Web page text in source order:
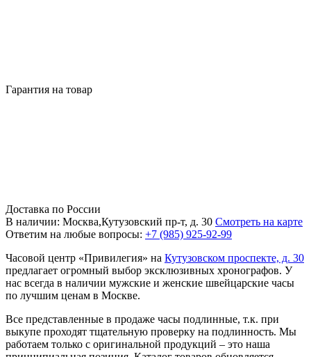
Гарантия на товар
Доставка по России
В наличии: Москва,Кутузовский пр-т, д. 30 Смотреть на карте
Ответим на любые вопросы: +7 (985) 925-92-99
Часовой центр «Привилегия» на Кутузовском проспекте, д. 30
предлагает огромный выбор эксклюзивных хронографов. У
нас всегда в наличии мужские и женские швейцарские часы
по лучшим ценам в Москве.
Все представленные в продаже часы подлинные, т.к. при
выкупе проходят тщательную проверку на подлинность. Мы
работаем только с оригинальной продукций – это наша